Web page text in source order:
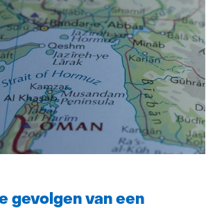
gevolgen van een